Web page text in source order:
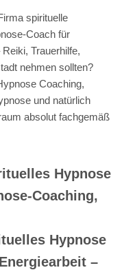
spirituelle
Coach für
Trauerhilfe,
nehmen sollten?
Coaching,
und natürlich
absolut fachgemäß
Hypnose
Coaching,
Hypnose
–